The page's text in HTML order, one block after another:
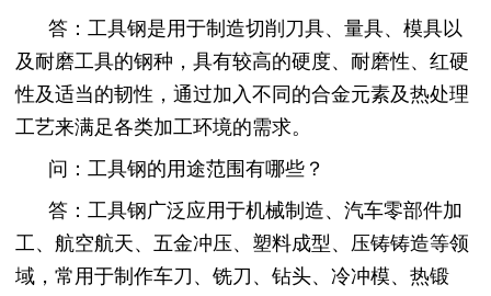
答：工具钢是用于制造切削刀具、量具、模具以
及耐磨工具的钢种，具有较高的硬度、耐磨性、红硬
性及适当的韧性，通过加入不同的合金元素及热处理
工艺来满足各类加工环境的需求。
问：工具钢的用途范围有哪些？
答：工具钢广泛应用于机械制造、汽车零部件加
工、航空航天、五金冲压、塑料成型、压铸铸造等领
域，常用于制作车刀、铣刀、钻头、冷冲模、热锻